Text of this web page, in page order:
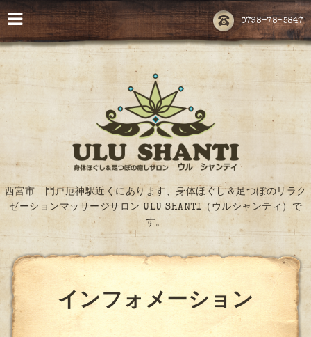
0798-78-5847
西宮市 門戸厄神駅近くにあります、身体ほぐし＆足つぼのリラク
ゼーションマッサージサロン ULU SHANTI（ウルシャンティ）で
す。
インフォメーション